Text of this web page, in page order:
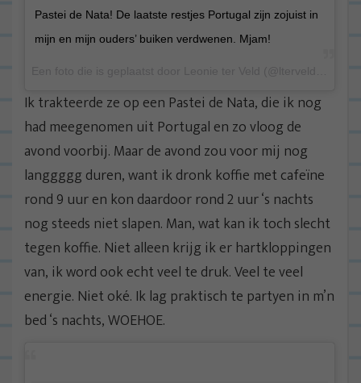
Pastei de Nata! De laatste restjes Portugal zijn zojuist in
mijn en mijn ouders’ buiken verdwenen. Mjam!
Ik trakteerde ze op een Pastei de Nata, die ik nog
had meegenomen uit Portugal en zo vloog de
avond voorbij. Maar de avond zou voor mij nog
langgggg duren, want ik dronk koffie met cafeïne
rond 9 uur en kon daardoor rond 2 uur ‘s nachts
nog steeds niet slapen. Man, wat kan ik toch slecht
tegen koffie. Niet alleen krijg ik er hartkloppingen
van, ik word ook echt veel te druk. Veel te veel
energie. Niet oké. Ik lag praktisch te partyen in m’n
bed ‘s nachts, WOEHOE.